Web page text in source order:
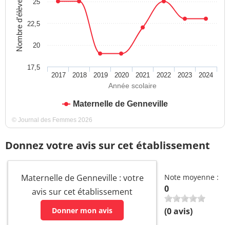
Année scolaire
Nombre d'élèves
Maternelle de Genneville
2017 2018 2019 2020 2021 2022 2023 2024
17,5
20
22,5
25
© Journal des Femmes 2026
Donnez votre avis sur cet établissement
Maternelle de Genneville : votre
avis sur cet établissement
Donner mon avis
Note moyenne :
0
(0avis)